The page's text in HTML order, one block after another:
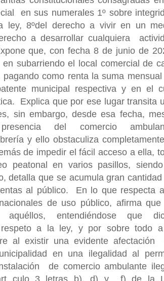
en sus numerales 1º sobre
8ºdel derecho a vivir en un
a desarrollar cualquiera
que, con fecha 8 de junio de
subarriendo el local comercial de
como renta la suma
municipal respectiva y en el
Explica que por ese lugar transita
sin embargo, desde esa fecha,
del comercio
y ello obstaculiza
de impedir el fácil acceso a ella,
peatonal en varios pasillos,
detalla que se acumula gran
al público. En lo que respecta
de uso público, afirma
aquéllos, entendiéndose que
a la ley, y por sobre todo
al existir una evidente afectación
en una ilegalidad al
de comercio ambulante
culo 3 letras b), d) y f) de la